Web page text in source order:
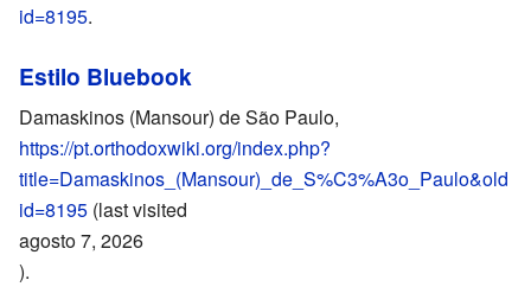
id=8195.
Estilo Bluebook
Damaskinos (Mansour) de São Paulo,
https://pt.orthodoxwiki.org/index.php?
title=Damaskinos_(Mansour)_de_S%C3%A3o_Paulo&old
id=8195 (last visited
agosto 7, 2026
).